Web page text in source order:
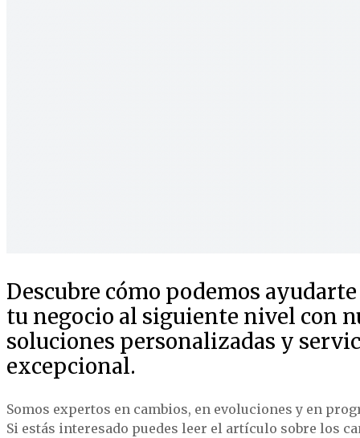
Descubre cómo podemos
tu negocio al siguiente nivel con
soluciones personalizadas y
excepcional.
Somos expertos en cambios, en evoluciones y en
Si estás interesado puedes leer el artículo sobre los